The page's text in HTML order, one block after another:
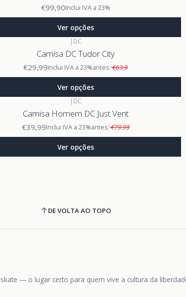
€99,90Inclui IVA a 23%
Ver opções
| DC
Camisa DC Tudor City
€29,99Inclui IVA a 23%antes:€63.9
Ver opções
| DC
Camisa Homem DC Just Vent
€39,99Inclui IVA a 23%antes:€79.99
Ver opções
DE VOLTA AO TOPO
— o lugar certo para quem vive a cultura da